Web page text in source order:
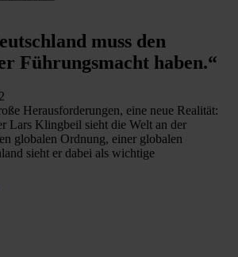
muss den
Führungsmacht haben.“
Herausforderungen, eine neue Realität:
Lars Klingbeil sieht die Welt an der
globalen Ordnung, einer globalen
sieht er dabei als wichtige